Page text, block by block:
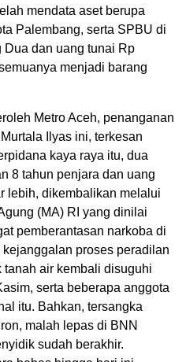
mendata aset berupa
Palembang, serta SPBU di
Dua dan uang tunai Rp
menjadi barang
Metro Aceh, penanganan
Ilyas ini, terkesan
kaya raya itu, dua
8 tahun penjara dan uang
lebih, dikembalikan melalui
(MA) RI yang dinilai
pemberantasan narkoba di
proses peradilan
air kembali disuguhi
serta beberapa anggota
itu. Bahkan, tersangka
malah lepas di BNN
sudah berakhir.